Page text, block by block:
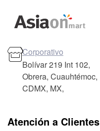
Atención a Clientes
Corporativo
Bolívar 219 Int 102,
Obrera, Cuauhtémoc,
CDMX, MX,